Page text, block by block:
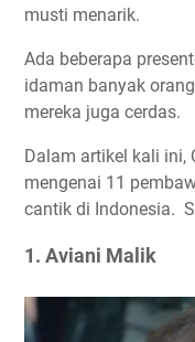
musti menarik.
Ada beberapa
idaman banyak
mereka juga cerdas.
Dalam artikel kali ini,
mengenai 11
cantik di Indonesia.
1. Aviani Malik